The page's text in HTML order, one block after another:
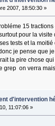
2007, 18:50:30 »
15
pour la
tests et la
je pense que
la pire chose
grep on verra
d'intervention
11:07:06 »